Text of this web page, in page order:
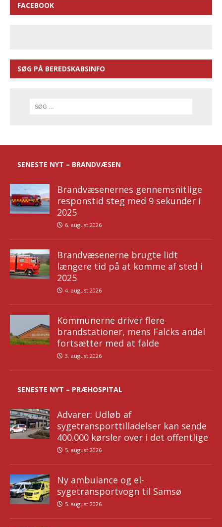
FACEBOOK
SØG PÅ BEREDSKABSINFO
SENESTE NYT – BRANDVÆSEN
Brandvæsenernes gennemsnitlige
responstid steg med 9 sekunder i
2025
6. august 2026
Brandvæsenerne brugte lidt
længere tid på at komme af sted i
2025
4. august 2026
Kommunerne driver flere
brandstationer, mens Falcks andel
fortsætter med at falde
3. august 2026
SENESTE NYT – PRÆHOSPITAL
Advarer: Udløb af
sygetransporttilladelser kan sende
400.000 kørsler over i det offentlige
5. august 2026
Ny ambulance og el-
sygetransportvogn til Samsø
5. august 2026